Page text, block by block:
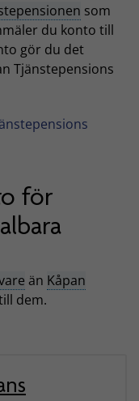
som
du konto till
gör du det
Tjänstepensions
för
än Kåpan
dem.